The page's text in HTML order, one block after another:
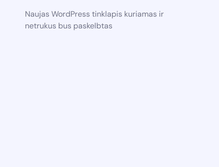
Naujas WordPress tinklapis kuriamas ir
netrukus bus paskelbtas